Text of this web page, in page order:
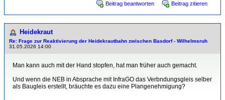
Beitrag beantworten Beitrag zitieren
Heidekraut
Re: Frage zur Reaktivierung der Heidekrautbahn zwischen Basdorf - Wilhelmsruh
31.05.2026 14:00
Man kann auch mit der Hand stopfen, hat man früher auch gemacht.
Und wenn die NEB in Absprache mit InfraGO das Verbndungsgleis selber
als Baugleis erstellt, bräuchte es dazu eine Plangenehmigung?